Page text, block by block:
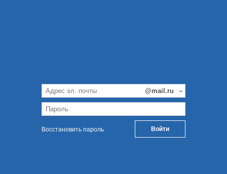
Восстановить пароль